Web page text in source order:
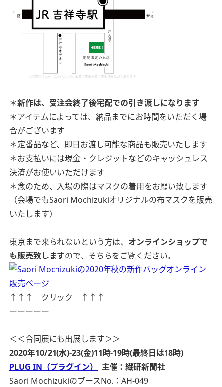
＊新作は、受注会終了後宅配での引き渡しになります
＊アイテムによっては、納品までにお時間をいただく場
合がございます
＊定番品など、即日お渡し可能な商品も販売いたします
＊お支払いには現金・クレジットなどのキャッシュレス
決済がお使いいただけます
＊念のため、入場の際はマスクの着用をお願い致します
（会場でもSaori Mochizukiオリジナルの布マスクを販売
いたします）
東京まで来られないという方は、 オンラインショップで
も販売致しますので、そちらをご覧ください。
↑↑↑ クリック ↑↑↑
ーーーーー
＜＜合同展にも出展します＞＞
2020年10/21(水)-23(金)11時-19時(最終日は18時)
PLUG IN（プラグイン）
主催：繊研新聞社
Saori MochizukiのブースNo.：AH-049